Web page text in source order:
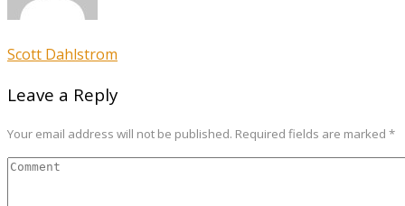
Scott Dahlstrom
Leave a Reply
Your email address will not be published. Required fields are marked *